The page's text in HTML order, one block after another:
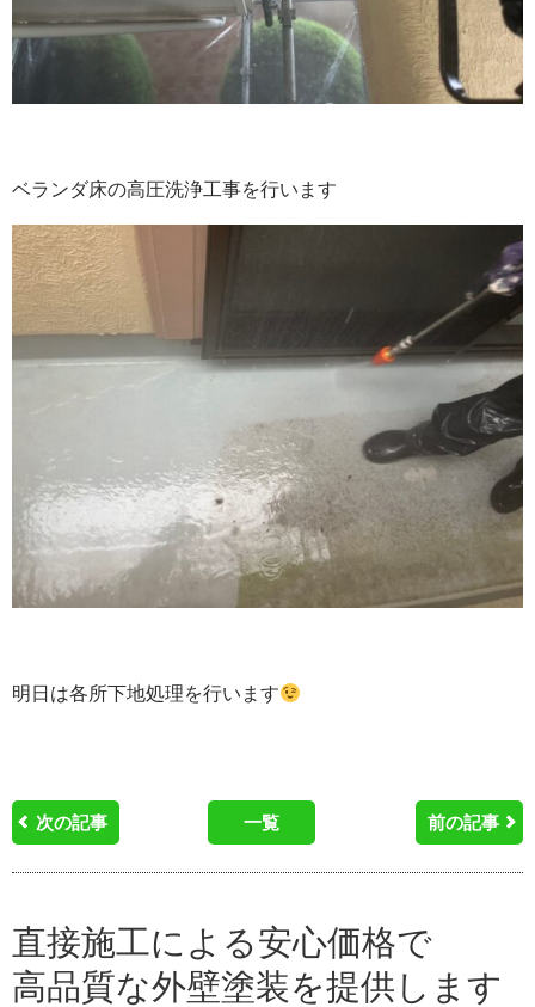
ベランダ床の高圧洗浄工事を行います
明日は各所下地処理を行います
次の記事 一覧 前の記事
直接施工による安心価格で
高品質な外壁塗装を提供します